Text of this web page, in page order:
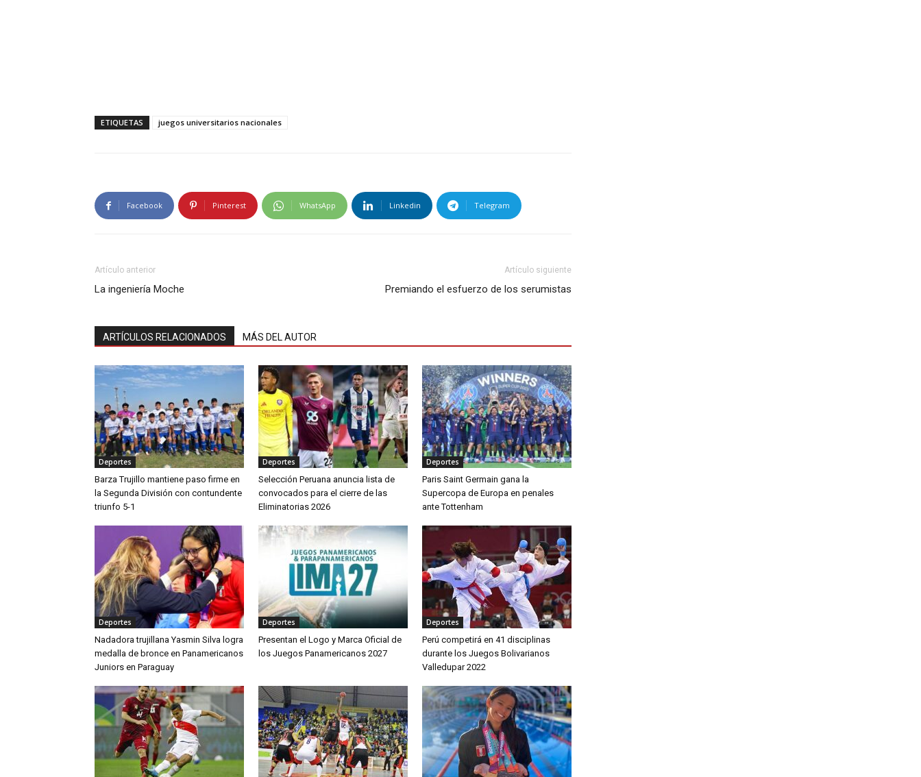
ETIQUETAS juegos universitarios nacionales
Facebook Pinterest WhatsApp Linkedin Telegram
Artículo anterior
La ingeniería Moche
Artículo siguiente
Premiando el esfuerzo de los serumistas
ARTÍCULOS RELACIONADOS MÁS DEL AUTOR
Deportes
Barza Trujillo mantiene paso firme en
la Segunda División con contundente
triunfo 5-1
Deportes
Selección Peruana anuncia lista de
convocados para el cierre de las
Eliminatorias 2026
Deportes
Paris Saint Germain gana la
Supercopa de Europa en penales
ante Tottenham
Deportes
Nadadora trujillana Yasmin Silva logra
medalla de bronce en Panamericanos
Juniors en Paraguay
Deportes
Presentan el Logo y Marca Oficial de
los Juegos Panamericanos 2027
Deportes
Perú competirá en 41 disciplinas
durante los Juegos Bolivarianos
Valledupar 2022